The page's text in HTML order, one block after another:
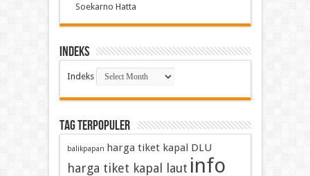
Soekarno Hatta
Indeks
Indeks
TAG TERPOPULER
balikpapan harga tiket kapal DLU
harga tiket kapal laut info